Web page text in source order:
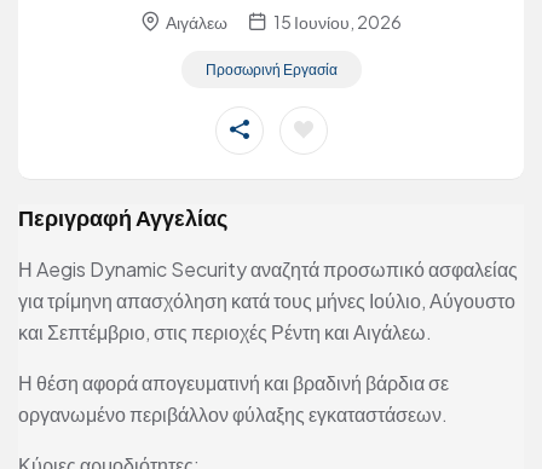
Αιγάλεω 15 Ιουνίου, 2026
Προσωρινή Εργασία
Περιγραφή Αγγελίας
Η Aegis Dynamic Security αναζητά προσωπικό ασφαλείας
για τρίμηνη απασχόληση κατά τους μήνες Ιούλιο, Αύγουστο
και Σεπτέμβριο, στις περιοχές Ρέντη και Αιγάλεω.
Η θέση αφορά απογευματινή και βραδινή βάρδια σε
οργανωμένο περιβάλλον φύλαξης εγκαταστάσεων.